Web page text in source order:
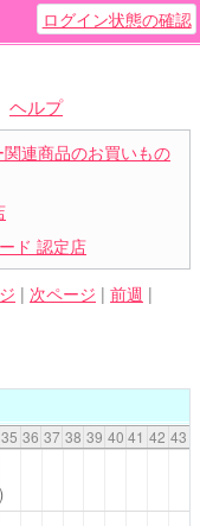
ログイン状態の確認
ヘルプ
連商品のお買いもの
ド 認定店
| 次ページ | 前週 |
35 36 37 38 39 40 41 42 43